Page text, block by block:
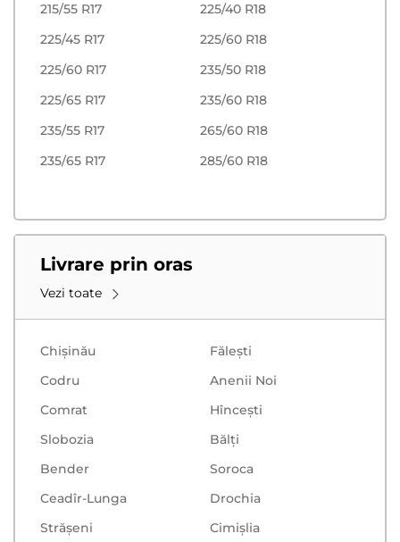
215/55 R17
225/45 R17
225/60 R17
225/65 R17
235/55 R17
235/65 R17
225/40 R18
225/60 R18
235/50 R18
235/60 R18
265/60 R18
285/60 R18
Livrare prin oras
Vezi toate
Chișinău
Făleşti
Codru
Anenii Noi
Comrat
Hînceşti
Slobozia
Bălţi
Bender
Soroca
Ceadîr-Lunga
Drochia
Strășeni
Cimișlia